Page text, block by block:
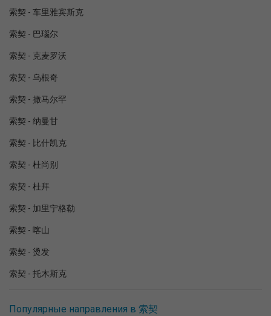
索契 - 车里雅宾斯克
索契 - 巴瑙尔
索契 - 克麦罗沃
索契 - 乌根奇
索契 - 撒马尔罕
索契 - 纳曼甘
索契 - 比什凯克
索契 - 杜尚别
索契 - 杜拜
索契 - 加里宁格勒
索契 - 喀山
索契 - 烫发
索契 - 托木斯克
Популярные направления в 索契